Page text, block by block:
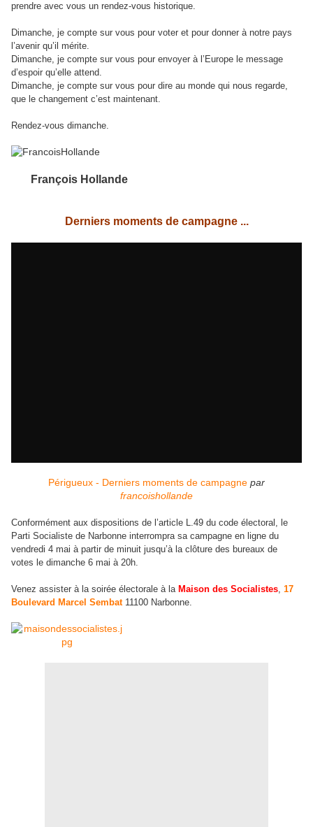
prendre avec vous un rendez-vous historique.
Dimanche, je compte sur vous pour voter et pour donner à notre pays
l’avenir qu’il mérite.
Dimanche, je compte sur vous pour envoyer à l’Europe le message
d’espoir qu’elle attend.
Dimanche, je compte sur vous pour dire au monde qui nous regarde,
que le changement c’est maintenant.
Rendez-vous dimanche.
François Hollande
Derniers moments de campagne ...
Périgueux - Derniers moments de campagne par
francoishollande
Conformément aux dispositions de l’article L.49 du code électoral, le
Parti Socialiste de Narbonne interrompra sa campagne en ligne du
vendredi 4 mai à partir de minuit jusqu’à la clôture des bureaux de
votes le dimanche 6 mai à 20h.
Venez assister à la soirée électorale à la Maison des Socialistes, 17
Boulevard Marcel Sembat11100 Narbonne.